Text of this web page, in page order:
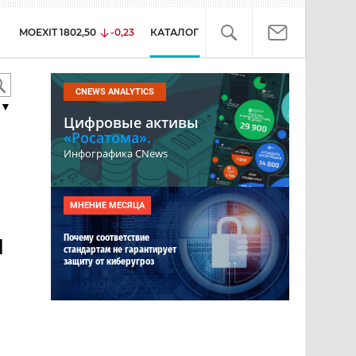
MOEXIT 1802,50 -0,23 КАТАЛОГ
CNEWS ANALYTICS
Цифровые активы
«Росатома».
Инфографика CNews
МНЕНИЕ МЕСЯЦА
Почему соответствие
стандартам не гарантирует
защиту от киберугроз